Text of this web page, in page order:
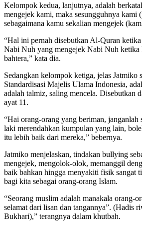
Kelompok kedua, lanjutnya, adalah
mengejek kami, maka sesungguhnya kami
sebagaimana kamu sekalian mengejek
“Hal ini pernah disebutkan Al-Quran
Nabi Nuh yang mengejek Nabi Nuh ketika
bahtera,” kata dia.
Sedangkan kelompok ketiga, jelas Jatmiko
Standardisasi Majelis Ulama Indonesia,
adalah talmiz, saling mencela. Disebutkan
ayat 11.
“Hai orang-orang yang beriman, janganlah
laki merendahkan kumpulan yang lain,
itu lebih baik dari mereka,” bebernya.
Jatmiko menjelaskan, tindakan bullying
mengejek, mengolok-olok, memanggil
baik bahkan hingga menyakiti fisik sangat
bagi kita sebagai orang-orang Islam.
“Seorang muslim adalah manakala orang-
selamat dari lisan dan tangannya”. (Hadis
Bukhari),” terangnya dalam khutbah.